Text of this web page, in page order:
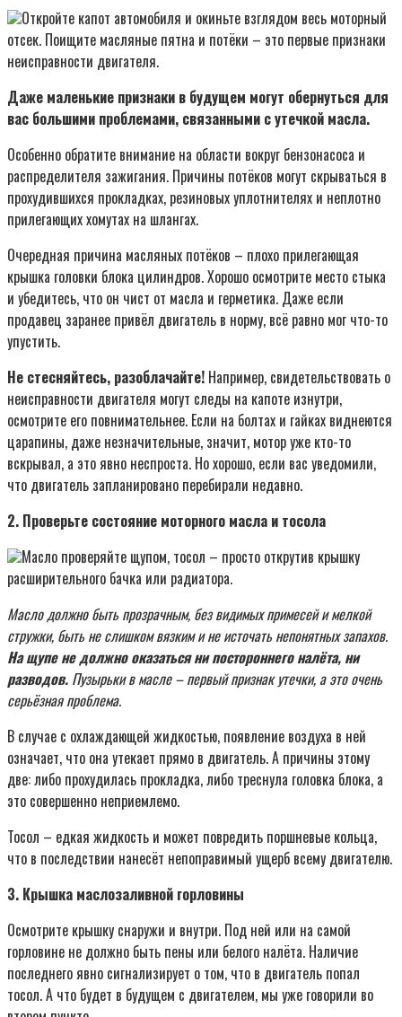
Откройте капот автомобиля и окиньте взглядом весь моторный
отсек. Поищите масляные пятна и потёки – это первые признаки
неисправности двигателя.
Даже маленькие признаки в будущем могут обернуться для
вас большими проблемами, связанными с утечкой масла.
Особенно обратите внимание на области вокруг бензонасоса и
распределителя зажигания. Причины потёков могут скрываться в
прохудившихся прокладках, резиновых уплотнителях и неплотно
прилегающих хомутах на шлангах.
Очередная причина масляных потёков – плохо прилегающая
крышка головки блока цилиндров. Хорошо осмотрите место стыка
и убедитесь, что он чист от масла и герметика. Даже если
продавец заранее привёл двигатель в норму, всё равно мог что-то
упустить.
Не стесняйтесь, разоблачайте! Например, свидетельствовать о
неисправности двигателя могут следы на капоте изнутри,
осмотрите его повнимательнее. Если на болтах и гайках виднеются
царапины, даже незначительные, значит, мотор уже кто-то
вскрывал, а это явно неспроста. Но хорошо, если вас уведомили,
что двигатель запланировано перебирали недавно.
2. Проверьте состояние моторного масла и тосола
Масло проверяйте щупом, тосол – просто открутив крышку
расширительного бачка или радиатора.
Масло должно быть прозрачным, без видимых примесей и мелкой
стружки, быть не слишком вязким и не источать непонятных запахов.
На щупе не должно оказаться ни постороннего налёта, ни
разводов. Пузырьки в масле – первый признак утечки, а это очень
серьёзная проблема.
В случае с охлаждающей жидкостью, появление воздуха в ней
означает, что она утекает прямо в двигатель. А причины этому
две: либо прохудилась прокладка, либо треснула головка блока, а
это совершенно неприемлемо.
Тосол – едкая жидкость и может повредить поршневые кольца,
что в последствии нанесёт непоправимый ущерб всему двигателю.
3. Крышка маслозаливной горловины
Осмотрите крышку снаружи и внутри. Под ней или на самой
горловине не должно быть пены или белого налёта. Наличие
последнего явно сигнализирует о том, что в двигатель попал
тосол. А что будет в будущем с двигателем, мы уже говорили во